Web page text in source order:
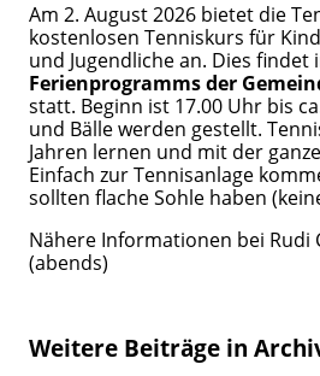
Am 2. August 2026 bietet die
kostenlosen Tenniskurs für
und Jugendliche an. Dies findet
Ferienprogramms der
statt. Beginn ist 17.00 Uhr bis
und Bälle werden gestellt.
Jahren lernen und mit der
Einfach zur Tennisanlage
sollten flache Sohle haben
Nähere Informationen bei Rudi
(abends)
Weitere Beiträge in